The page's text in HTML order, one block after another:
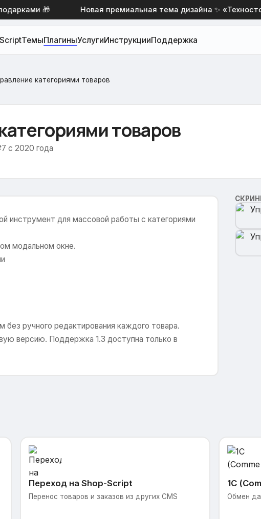
🎁 Новая премиальная тема дизайна ✨
ТемыПлагиныУслугиИнструкцииПоддержка
категориями товаров
товаров
с 2020 года
инструмент для массовой работы с категориями
модальном окне.
ручного редактирования каждого товара.
версию. Поддержка 1.3 доступна только в
Переход на Shop-Script
Перенос товаров и заказов из других CMS
1С
Обмен